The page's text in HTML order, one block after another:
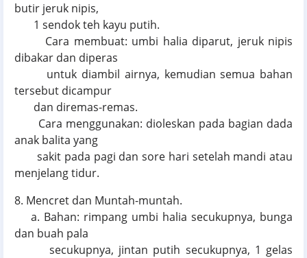
butir jeruk nipis,
1 sendok teh kayu putih.
Cara membuat: umbi halia diparut, jeruk nipis
dibakar dan diperas
untuk diambil airnya, kemudian semua bahan
tersebut dicampur
dan diremas-remas.
Cara menggunakan: dioleskan pada bagian dada
anak balita yang
sakit pada pagi dan sore hari setelah mandi atau
menjelang tidur.
8. Mencret dan Muntah-muntah.
a. Bahan: rimpang umbi halia secukupnya, bunga
dan buah pala
secukupnya, jintan putih secukupnya, 1 gelas